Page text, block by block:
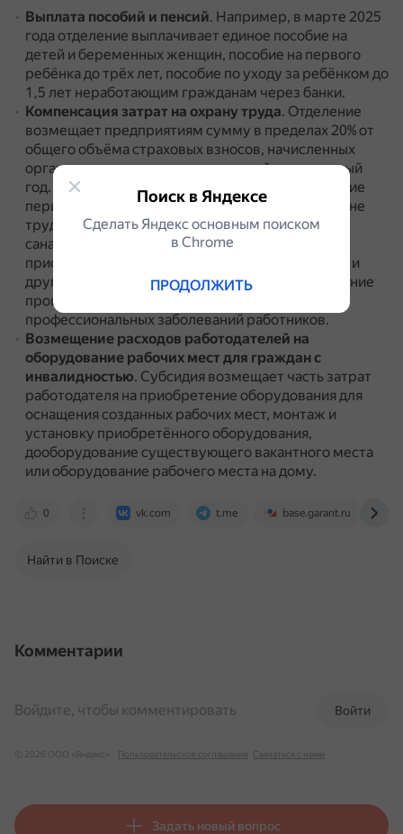
Выплата пособий и пенсий. Например, в марте 2025
года отделение выплачивает единое пособие на
детей и беременных женщин, пособие на первого
ребёнка до трёх лет, пособие по уходу за ребёнком до
1,5 лет неработающим гражданам через банки.
Компенсация затрат на охрану труда. Отделение
возмещает предприятиям сумму в пределах 20% от
общего объёма страховых взносов, начисленных
организациями за предшествующий календарный
год.
Средства можно использовать на проведение
периодических медосмотров, обучение по охране
труда, специальную оценку условий труда,
санаторно-курортное лечение работников,
приобретение средств индивидуальной защиты и
другие мероприятия, направленные на сокращение
производственного травматизма и
профессиональных заболеваний работников.
Возмещение расходов работодателей на
оборудование рабочих мест для граждан с
инвалидностью. Субсидия возмещает часть затрат
работодателя на приобретение оборудования для
оснащения созданных рабочих мест, монтаж и
установку приобретённого оборудования,
дооборудование существующего вакантного места
или оборудование рабочего места на дому.
0 vk.com t.me base.garant.ru
Найти в Поиске
Комментарии
Войти
Войдите, чтобы комментировать
© 2026 ООО «Яндекс» Пользовательское соглашение Связаться с нами
Задать новый вопрос
Поиск в Яндексе
Сделать Яндекс основным поиском
в Сhrome
ПРОДОЛЖИТЬ